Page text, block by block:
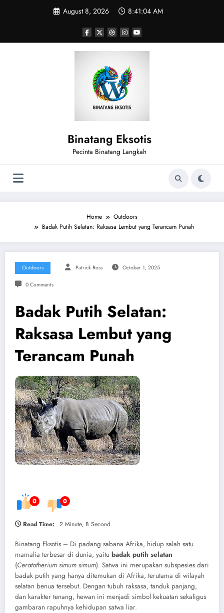
August 8, 2026 8:41:05 AM
Binatang Eksotis
Pecinta Binatang Langkah
Home
Outdoors
Badak Putih Selatan: Raksasa Lembut yang Terancam Punah
Outdoors Patrick Ross October 1, 2025
0 Comments
Badak Putih Selatan:
Raksasa Lembut yang
Terancam Punah
0 0
Read Time: 2 Minute, 8 Second
Binatang Eksotis – Di padang sabana Afrika, hidup salah satu
mamalia terbesar di dunia, yaitu badak putih selatan
(Ceratotherium simum simum). Satwa ini merupakan subspesies dari
badak putih yang hanya ditemukan di Afrika, terutama di wilayah
selatan benua tersebut. Dengan tubuh raksasa, tanduk panjang,
dan karakter tenang, hewan ini menjadi simbol kekuatan sekaligus
gambaran rapuhnya kehidupan satwa liar.